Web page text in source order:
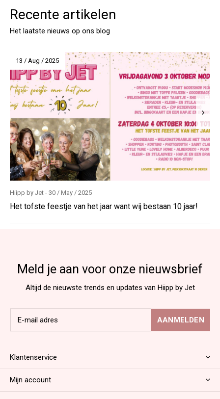
Recente artikelen
Het laatste nieuws op ons blog
13 / Aug / 2025
Hiipp by Jet - 30 / May / 2025
Het tofste feestje van het jaar want wij bestaan 10 jaar!
Meld je aan voor onze nieuwsbrief
Altijd de nieuwste trends en updates van Hiipp by Jet
AANMELDEN
Klantenservice
Mijn account